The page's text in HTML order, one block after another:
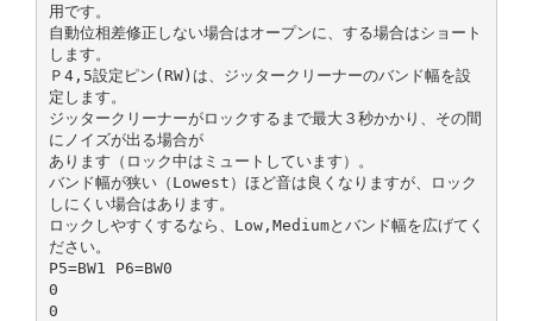
用です。
自動位相差修正しない場合はオープンに、する場合はショート
します。
Ｐ4,5設定ピン(RW)は、ジッタークリーナーのバンド幅を設
定します。
ジッタークリーナーがロックするまで最大３秒かかり、その間
にノイズが出る場合が
あります（ロック中はミュートしています）。
バンド幅が狭い（Lowest）ほど音は良くなりますが、ロック
しにくい場合はあります。
ロックしやすくするなら、Low,Mediumとバンド幅を広げてく
ださい。
P5=BW1 P6=BW0
0
0